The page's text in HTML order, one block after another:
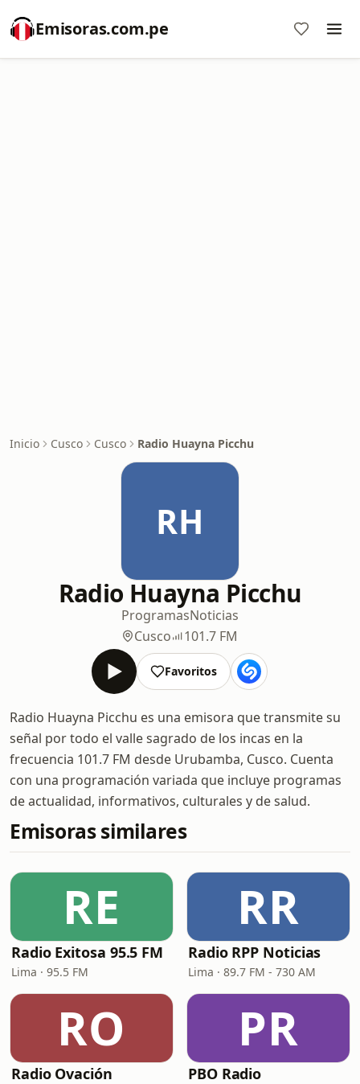
Emisoras.com.pe
Inicio Cusco Cusco Radio Huayna Picchu
RH
Radio Huayna Picchu
ProgramasNoticias
Cusco
101.7 FM
Favoritos
Radio Huayna Picchu es una emisora que transmite su
señal por todo el valle sagrado de los incas en la
frecuencia 101.7 FM desde Urubamba, Cusco. Cuenta
con una programación variada que incluye programas
de actualidad, informativos, culturales y de salud.
Emisoras similares
RE
Radio Exitosa 95.5 FM
Lima · 95.5 FM
RR
Radio RPP Noticias
Lima · 89.7 FM - 730 AM
RO
Radio Ovación
PR
PBO Radio